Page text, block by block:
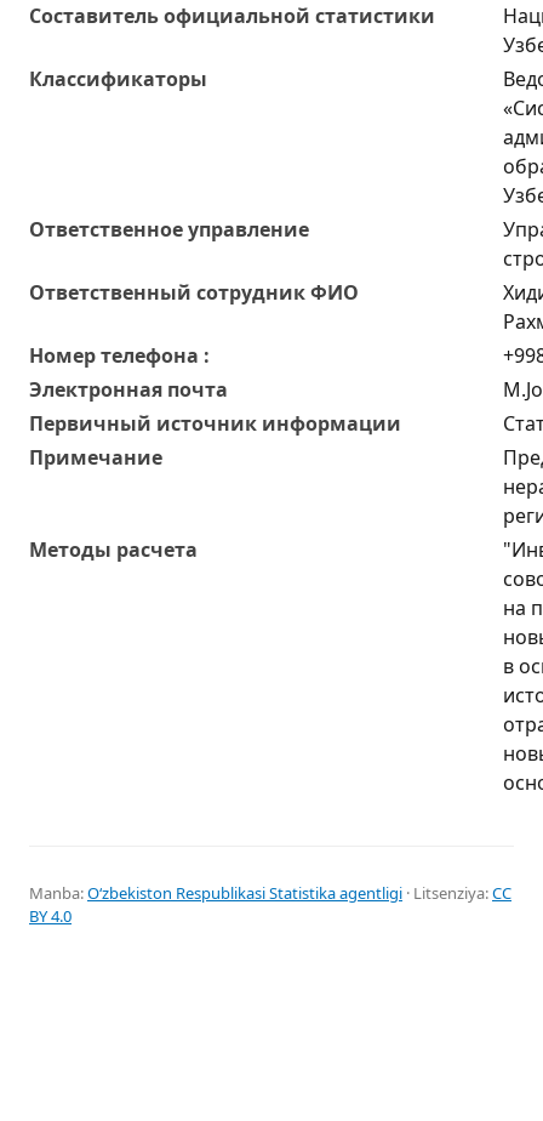
Составитель официальной статистики
Классификаторы
Ответственное управление
Oтветственный сотрудник ФИО
Номер телефона :
Электронная почта
Первичный источник информации
Примечание
Методы расчета
на
в
Manba:Oʻzbekiston Respublikasi Statistika agentligi · Litsenziya:CC
BY 4.0